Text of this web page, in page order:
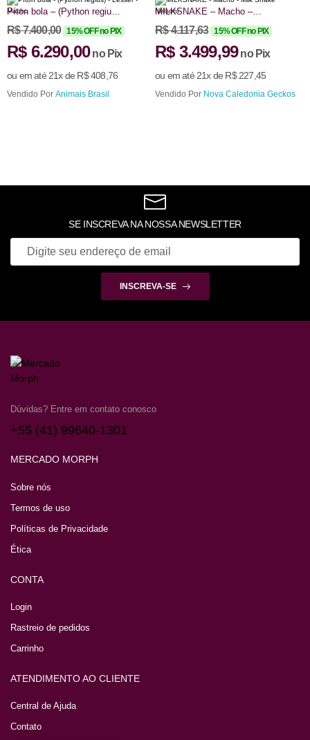
Píton bola – (Python regius)
– Lesser – Macho
R$7.400,00 15% OFF no PIX
R$6.290,00 no Pix
ou em até 21x de R$408,76
Vendido Por Animais Brasil
MILKSNAKE – Macho –
Milk Snake Nelsoni
R$4.117,63 15% OFF no PIX
R$3.499,99 no Pix
ou em até 21x de R$227,45
Vendido Por Nova Caledonia Geckos
SE INSCREVA NA NOSSA NEWSLETTER
INSCREVA-SE
Dúvidas? Entre em contato conosco
+55 (41) 99640-1301
MERCADO MORPH
Sobre nós
Termos de uso
Políticas de Privacidade
Ética
CONTA
Login
Rastreio de pedidos
Carrinho
ATENDIMENTO AO CLIENTE
Central de Ajuda
Contato